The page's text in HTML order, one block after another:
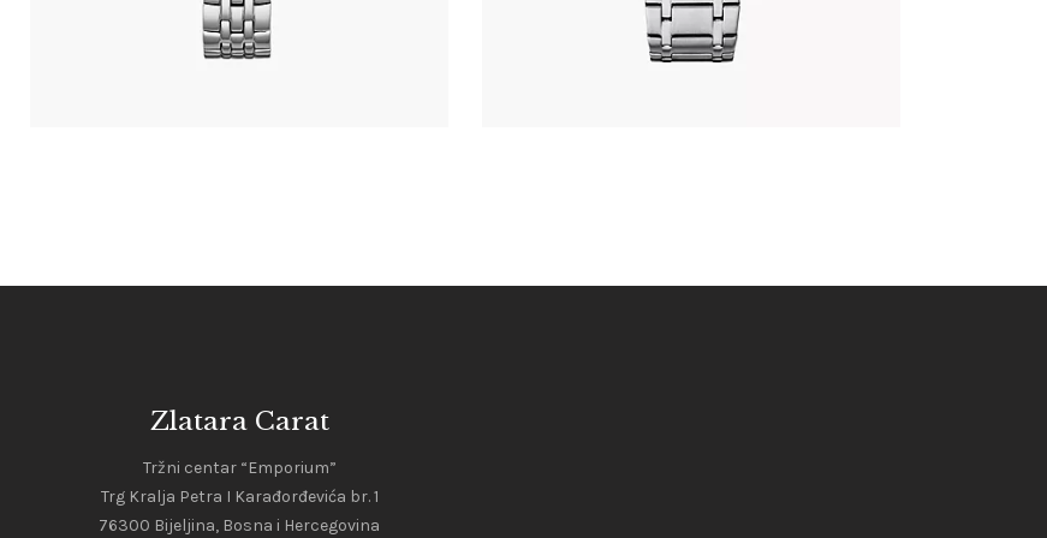
Zlatara Carat
Tržni centar “Emporium”
Trg Kralja Petra I Karađorđevića br. 1
76300 Bijeljina, Bosna i Hercegovina